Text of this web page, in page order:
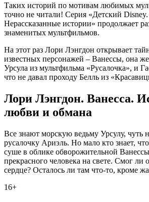
Таких историй по мотивам любимых
точно не читали! Серия «Детский
Нерассказанные истории» продолжает
знаменитых мультфильмов.
На этот раз Лори Лэнгдон открывает
известных персонажей – Ванессы, она
Урсула из мультфильма «Русалочка», и
что не давал проходу Белль из
Лори Лэнгдон. Ванесса.
любви и обмана
Все знают морскую ведьму Урсулу, чуть
русалочку Ариэль. Но мало кто знает,
суше в облике обворожительной
прекрасного человека на свете. Смог ли
сердце? Осталось ли там что-то, кроме
16+